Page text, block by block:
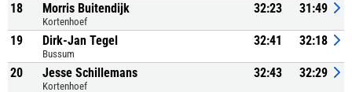
18 Morris Buitendijk
Kortenhoef
32:23 31:49
19 Dirk-Jan Tegel
Bussum
32:41 32:18
20 Jesse Schillemans
Kortenhoef
32:43 32:29